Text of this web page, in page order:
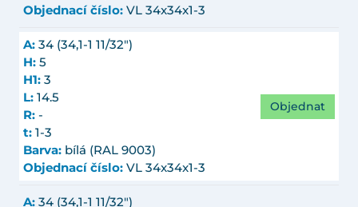
Objednací číslo: VL 34x34x1-3
A: 34 (34,1-1 11/32")
H: 5
H1: 3
L: 14.5
R: -
t: 1-3
Barva: bílá (RAL 9003)
Objednací číslo: VL 34x34x1-3
Objednat
A: 34 (34,1-1 11/32")